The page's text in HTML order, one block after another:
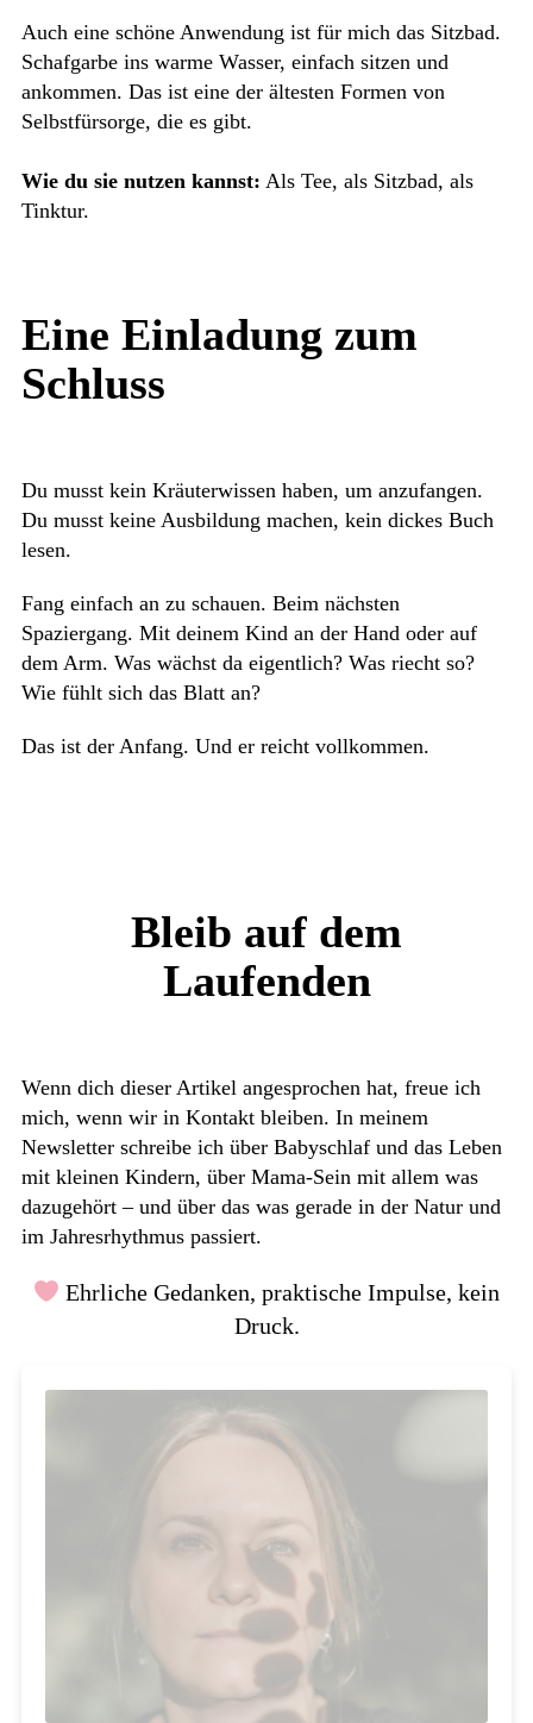
Auch eine schöne Anwendung ist für mich das Sitzbad.
Schafgarbe ins warme Wasser, einfach sitzen und
ankommen. Das ist eine der ältesten Formen von
Selbstfürsorge, die es gibt.
Wie du sie nutzen kannst: Als Tee, als Sitzbad, als
Tinktur.
Eine Einladung zum
Schluss
Du musst kein Kräuterwissen haben, um anzufangen.
Du musst keine Ausbildung machen, kein dickes Buch
lesen.
Fang einfach an zu schauen. Beim nächsten
Spaziergang. Mit deinem Kind an der Hand oder auf
dem Arm. Was wächst da eigentlich? Was riecht so?
Wie fühlt sich das Blatt an?
Das ist der Anfang. Und er reicht vollkommen.
Bleib auf dem
Laufenden
Wenn dich dieser Artikel angesprochen hat, freue ich
mich, wenn wir in Kontakt bleiben. In meinem
Newsletter schreibe ich über Babyschlaf und das Leben
mit kleinen Kindern, über Mama-Sein mit allem was
dazugehört – und über das was gerade in der Natur und
im Jahresrhythmus passiert.
Ehrliche Gedanken, praktische Impulse, kein
Druck.